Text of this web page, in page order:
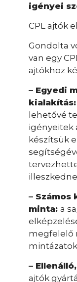
igényei
CPL ajtók
Gondolta
van egy
ajtókhoz
– Egyedi
kialakítás:
lehetővé
igényeitek
készítsük
– Számos
minta: a
megfelelő
–
ajtók